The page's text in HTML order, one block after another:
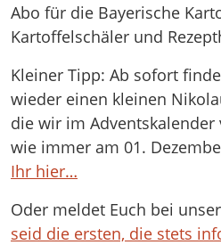
Abo für die Bayerische
Kartoffelschäler und
Kleiner Tipp: Ab sofort
wieder einen kleinen
die wir im Adventskalender
wie immer am 01.
Ihr hier…
Oder meldet Euch bei
seid die ersten, die stets